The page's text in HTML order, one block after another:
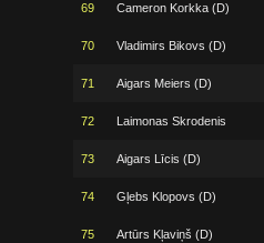
69 Cameron Korkka (D)
70 Vladimirs Bikovs (D)
71 Aigars Meiers (D)
72 Laimonas Skrodenis
73 Aigars Līcis (D)
74 Gļebs Klopovs (D)
75 Artūrs Kļaviņš (D)